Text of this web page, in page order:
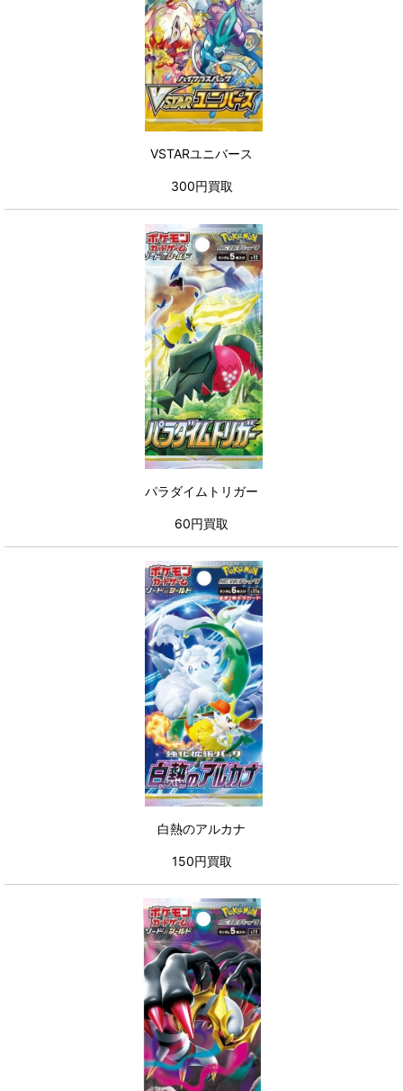
VSTARユニバース
300円買取
パラダイムトリガー
60円買取
白熱のアルカナ
150円買取